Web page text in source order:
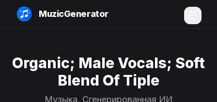
MuzicGenerator
Organic; Male Vocals; Soft
Blend Of Tiple
Музыка, Сгенерированная ИИ